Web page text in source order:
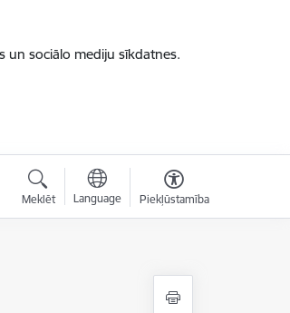
un sociālo mediju sīkdatnes.
Meklēt Language Piekļūstamība